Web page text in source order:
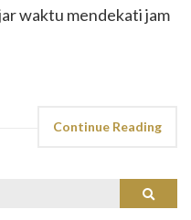
waktu mendekati jam
Continue Reading
Search